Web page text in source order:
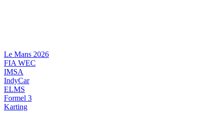
Le Mans 2026
FIA WEC
IMSA
IndyCar
ELMS
Formel 3
Karting